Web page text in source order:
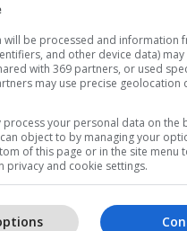
will be processed and information
and other device data)
with 369 partners, or used
may use precise geolocation
process your personal data on the
object to by managing your
of this page or in the site menu
privacy and cookie settings.